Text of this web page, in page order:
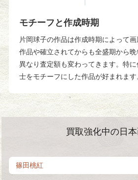
モチーフと作成時期
片岡球子の作品は作成時期によって
作品や確立されてからも全盛期から
異なり査定額も変わってきます。特
士をモチーフにした作品が好まれます
買取強化中の日
篠田桃紅